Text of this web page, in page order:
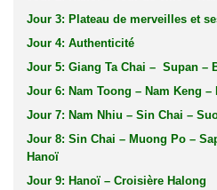
Jour 3: Plateau de merveilles et
Jour 4: Authenticité
Jour 5: Giang Ta Chai – Supan –
Jour 6: Nam Toong – Nam Keng –
Jour 7: Nam Nhiu – Sin Chai –
Jour 8: Sin Chai – Muong Po –
Hanoï
Jour 9: Hanoï – Croisière Halong